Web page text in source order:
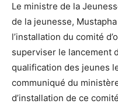
Le ministre de la
de la jeunesse,
l’installation du comité
superviser le lancement
qualification des jeunes
communiqué du
d’installation de ce